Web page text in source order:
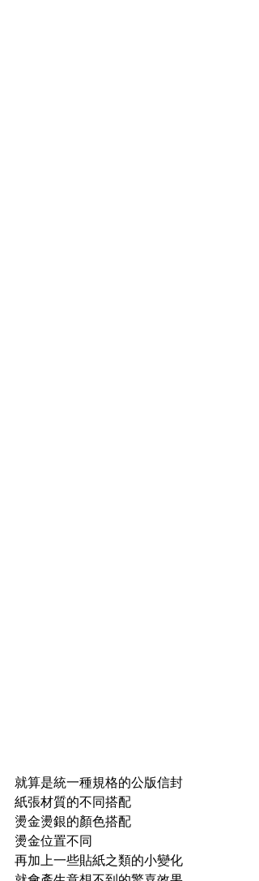
就算是統一種規格的公版信封
紙張材質的不同搭配
燙金燙銀的顏色搭配
燙金位置不同
再加上一些貼紙之類的小變化